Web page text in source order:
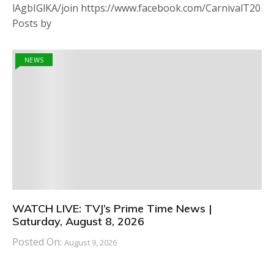
lAgbIGlKA/join https://www.facebook.com/CarnivalT20
Posts by
NEWS
WATCH LIVE: TVJ’s Prime Time News |
Saturday, August 8, 2026
Posted On: August 9, 2026